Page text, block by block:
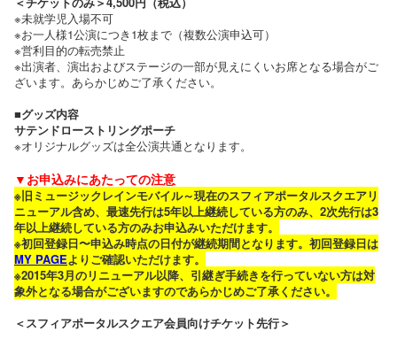
※未就学児入場不可
※お一人様1公演につき1枚まで（複数公演申込可）
※営利目的の転売禁止
※出演者、演出およびステージの一部が見えにくいお席となる場合がご
ざいます。あらかじめご了承ください。
■グッズ内容
サテンドローストリングポーチ
※オリジナルグッズは全公演共通となります。
▼お申込みにあたっての注意
※旧ミュージックレインモバイル～現在のスフィアポータルスクエアリ
ニューアル含め、最速先行は5年以上継続している方のみ、2次先行は3
年以上継続している方のみお申込みいただけます。
※初回登録日〜申込み時点の日付が継続期間となります。初回登録日は
MY PAGEよりご確認いただけます。
※2015年3月のリニューアル以降、引継ぎ手続きを行っていない方は対
象外となる場合がございますのであらかじめご了承ください。
＜スフィアポータルスクエア会員向けチケット先行＞